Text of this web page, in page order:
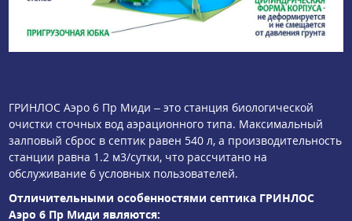
ГРИНЛОС Аэро 6 Пр Миди – это станция биологической
очистки сточных вод аэрационного типа. Максимальный
залповый сброс в септик равен 540 л, а производительность
станции равна 1.2 м3/сутки, что рассчитано на
обслуживание 6 условных пользователей.
Отличительными особенностями септика ГРИНЛОС
Аэро 6 Пр Миди являются: